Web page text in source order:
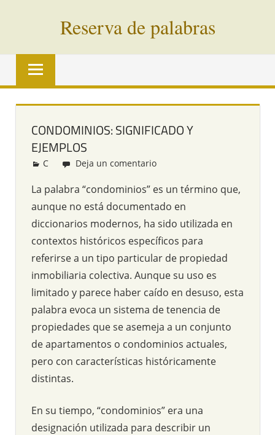
Reserva de palabras
Palabras
vías
todo
CONDOMINIOS: SIGNIFICADO Y
EJEMPLOS
Redacción
C Deja un comentario
La palabra “condominios” es un término que,
aunque no está documentado en
diccionarios modernos, ha sido utilizada en
contextos históricos específicos para
referirse a un tipo particular de propiedad
inmobiliaria colectiva. Aunque su uso es
limitado y parece haber caído en desuso, esta
palabra evoca un sistema de tenencia de
propiedades que se asemeja a un conjunto
de apartamentos o condominios actuales,
pero con características históricamente
distintas.
En su tiempo, “condominios” era una
designación utilizada para describir un